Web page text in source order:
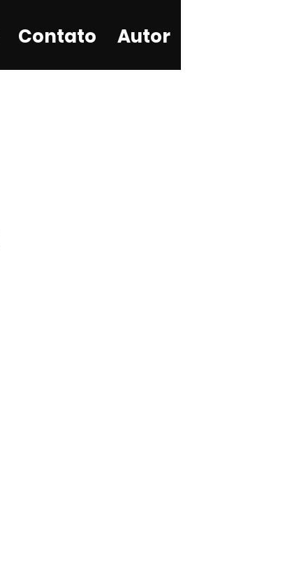
Contato Autor